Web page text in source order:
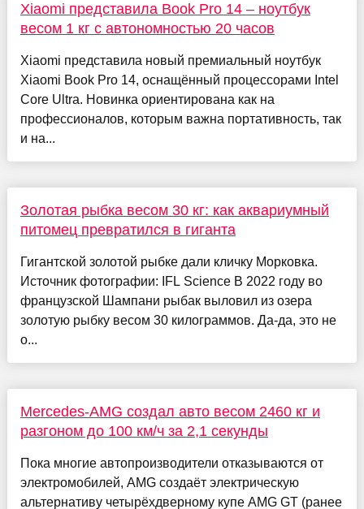
Xiaomi представила Book Pro 14 – ноутбук
весом 1 кг с автономностью 20 часов
Xiaomi представила новый премиальный ноутбук
Xiaomi Book Pro 14, оснащённый процессорами Intel
Core Ultra. Новинка ориентирована как на
профессионалов, которым важна портативность, так
и на...
Золотая рыбка весом 30 кг: как аквариумный
питомец превратился в гиганта
Гигантской золотой рыбке дали кличку Морковка.
Источник фотографии: IFL Science В 2022 году во
французской Шампани рыбак выловил из озера
золотую рыбку весом 30 килограммов. Да-да, это не
о...
Mercedes-AMG создал авто весом 2460 кг и
разгоном до 100 км/ч за 2,1 секунды
Пока многие автопроизводители отказываются от
электромобилей, AMG создаёт электрическую
альтернативу четырёхдверному купе AMG GT (ранее